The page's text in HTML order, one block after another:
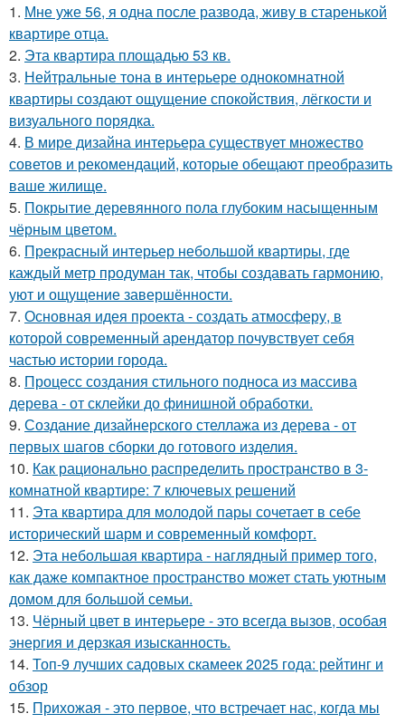
1. Мне уже 56, я одна после развода, живу в старенькой
квартире отца.
2. Эта квартира площадью 53 кв.
3. Нейтральные тона в интерьере однокомнатной
квартиры создают ощущение спокойствия, лёгкости и
визуального порядка.
4. В мире дизайна интерьера существует множество
советов и рекомендаций, которые обещают преобразить
ваше жилище.
5. Покрытие деревянного пола глубоким насыщенным
чёрным цветом.
6. Прекрасный интерьер небольшой квартиры, где
каждый метр продуман так, чтобы создавать гармонию,
уют и ощущение завершённости.
7. Основная идея проекта - создать атмосферу, в
которой современный арендатор почувствует себя
частью истории города.
8. Процесс создания стильного подноса из массива
дерева - от склейки до финишной обработки.
9. Создание дизайнерского стеллажа из дерева - от
первых шагов сборки до готового изделия.
10. Как рационально распределить пространство в 3-
комнатной квартире: 7 ключевых решений
11. Эта квартира для молодой пары сочетает в себе
исторический шарм и современный комфорт.
12. Эта небольшая квартира - наглядный пример того,
как даже компактное пространство может стать уютным
домом для большой семьи.
13. Чёрный цвет в интерьере - это всегда вызов, особая
энергия и дерзкая изысканность.
14. Топ-9 лучших садовых скамеек 2025 года: рейтинг и
обзор
15. Прихожая - это первое, что встречает нас, когда мы